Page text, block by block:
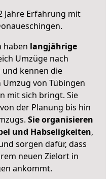
Jahre Erfahrung mit
.
haben langjährige
Umzüge nach
kennen die
von Tübingen
mit sich bringt. Sie
der Planung bis hin
Sie organisieren
und Habseligkeiten,
sorgen dafür, dass
neuen Zielort in
ankommt.